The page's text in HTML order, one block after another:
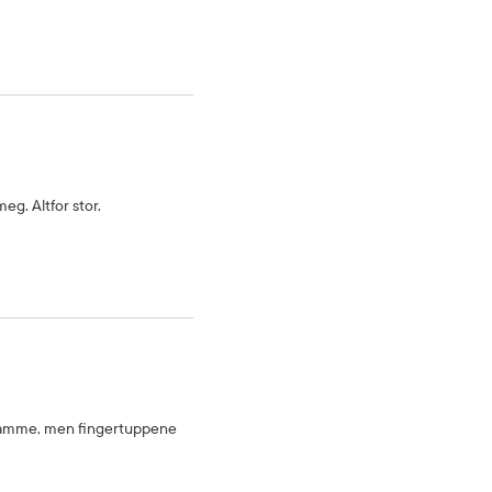
Altfor stor.
men fingertuppene